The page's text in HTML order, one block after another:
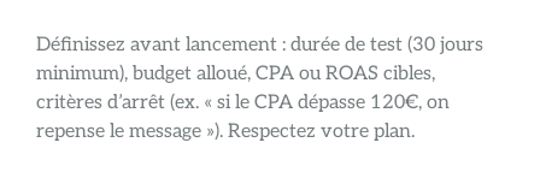
Définissez avant lancement : durée de test (30 jours
minimum), budget alloué, CPA ou ROAS cibles,
critères d’arrêt (ex. « si le CPA dépasse 120€, on
repense le message »). Respectez votre plan.